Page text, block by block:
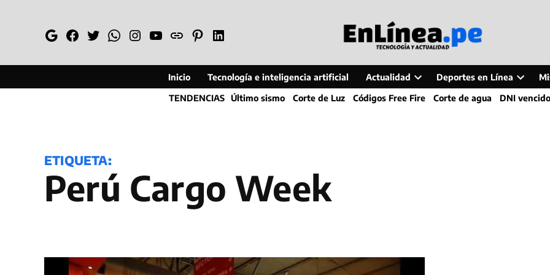
GoogleFacebook
TwitterWhatsapp
Instagram
YouTube
WebPinterestLinkedin
Inicio Tecnología e inteligencia artificial Actualidad
Open
dropdown
Deportes en Línea
Open
dropdown
TENDENCIAS Último sismo Corte de Luz Códigos Free Fire Corte de agua DNI vencido
ETIQUETA:
Perú Cargo Week